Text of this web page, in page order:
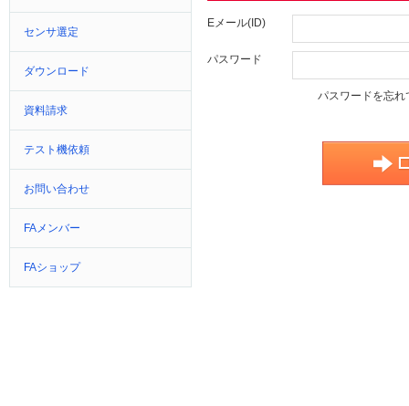
センサ選定
ダウンロード
資料請求
テスト機依頼
お問い合わせ
FAメンバー
FAショップ
Eメール(ID)
パスワード
パスワードを忘れ